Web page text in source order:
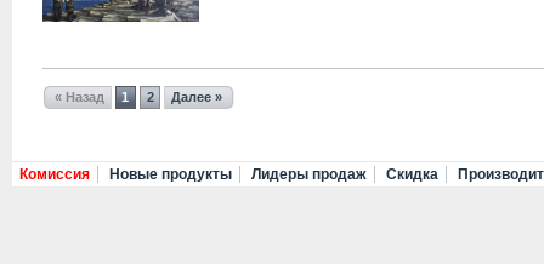
« Назад 1 2 Далее »
Комиссия Новые продукты Лидеры продаж Скидка